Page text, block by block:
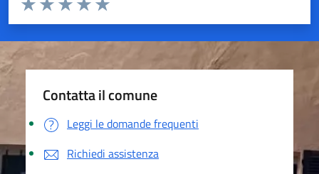
Valuta 5 stelle su 5
Valuta 4 stelle su 5
Valuta 3 stelle su 5
Valuta 2 stelle su 5
Valuta 1 stelle su 5
Contatta il comune
Leggi le domande frequenti
Richiedi assistenza